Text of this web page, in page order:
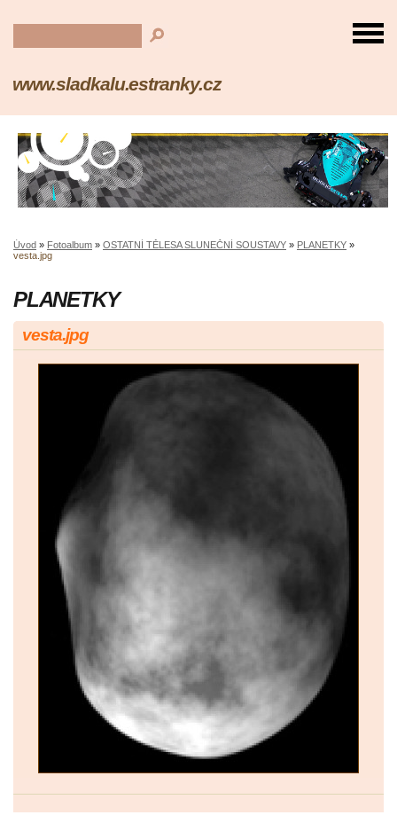
www.sladkalu.estranky.cz
Úvod » Fotoalbum » OSTATNÍ TĚLESA SLUNEČNÍ SOUSTAVY » PLANETKY »
vesta.jpg
PLANETKY
vesta.jpg